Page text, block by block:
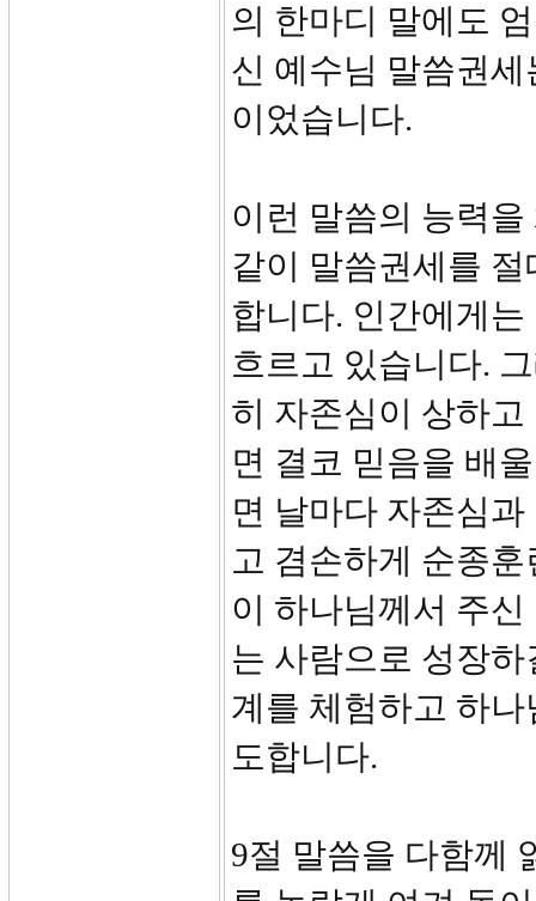
의 한마디 말에도
신 예수님 말씀권
이었습니다.
이런 말씀의 능력
같이 말씀권세를
합니다. 인간에게
흐르고 있습니다.
히 자존심이 상하
면 결코 믿음을 배
면 날마다 자존심
고 겸손하게 순종
이 하나님께서 주
는 사람으로 성장
계를 체험하고 하
도합니다.
9절 말씀을 다함께